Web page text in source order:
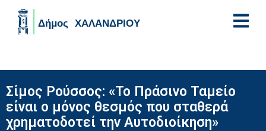
Σίμος Ρούσσος: «Το Πράσινο Ταμείο
είναι ο μόνος θεσμός που σταθερά
χρηματοδοτεί την Αυτοδιοίκηση»